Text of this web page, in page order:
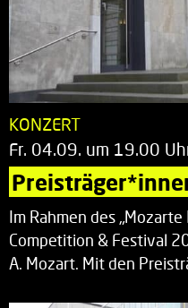
KONZERT
Fr. 04.09. um 19.00
Im Rahmen des
Competition & Festival
A. Mozart. Mit den